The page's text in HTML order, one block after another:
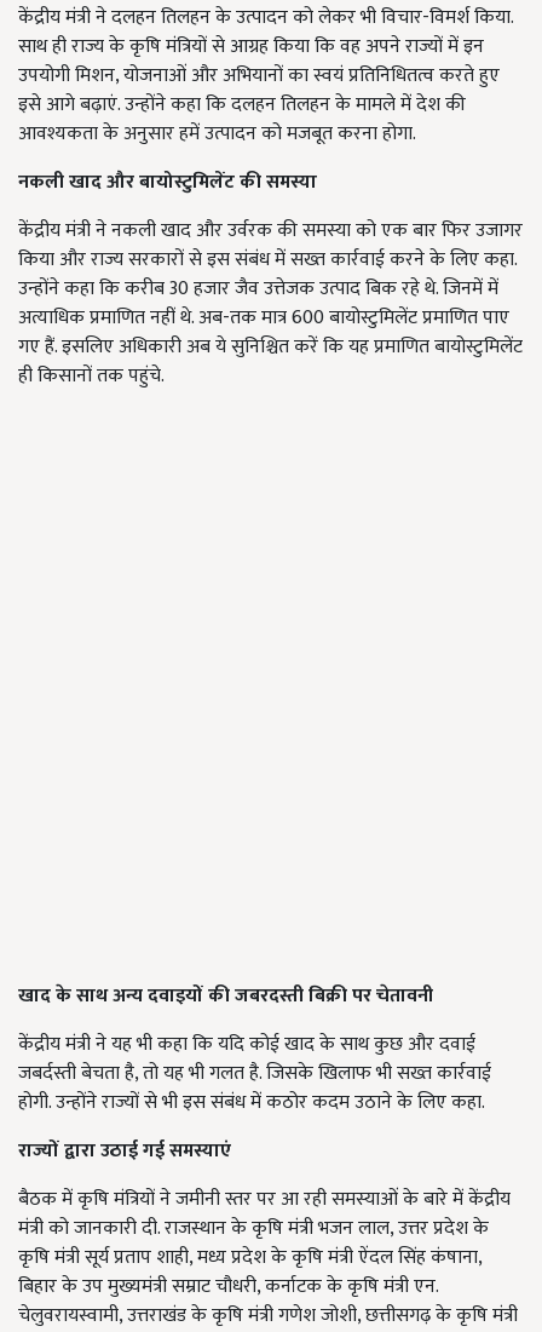
केंद्रीय मंत्री ने दलहन तिलहन के उत्पादन को लेकर भी विचार-विमर्श किया.
साथ ही राज्य के कृषि मंत्रियों से आग्रह किया कि वह अपने राज्यों में इन
उपयोगी मिशन, योजनाओं और अभियानों का स्वयं प्रतिनिधितत्व करते हुए
इसे आगे बढ़ाएं. उन्होंने कहा कि दलहन तिलहन के मामले में देश की
आवश्यकता के अनुसार हमें उत्पादन को मजबूत करना होगा.
नकली खाद और बायोस्टुमिलेंट की समस्या
केंद्रीय मंत्री ने नकली खाद और उर्वरक की समस्या को एक बार फिर उजागर
किया और राज्य सरकारों से इस संबंध में सख्त कार्रवाई करने के लिए कहा.
उन्होंने कहा कि करीब 30 हजार जैव उत्तेजक उत्पाद बिक रहे थे. जिनमें में
अत्याधिक प्रमाणित नहीं थे. अब-तक मात्र 600 बायोस्टुमिलेंट प्रमाणित पाए
गए हैं. इसलिए अधिकारी अब ये सुनिश्चित करें कि यह प्रमाणित बायोस्टुमिलेंट
ही किसानों तक पहुंचे.
खाद के साथ अन्य दवाइयों की जबरदस्ती बिक्री पर चेतावनी
केंद्रीय मंत्री ने यह भी कहा कि यदि कोई खाद के साथ कुछ और दवाई
जबर्दस्ती बेचता है, तो यह भी गलत है. जिसके खिलाफ भी सख्त कार्रवाई
होगी. उन्होंने राज्यों से भी इस संबंध में कठोर कदम उठाने के लिए कहा.
राज्यों द्वारा उठाई गई समस्याएं
बैठक में कृषि मंत्रियों ने जमीनी स्तर पर आ रही समस्याओं के बारे में केंद्रीय
मंत्री को जानकारी दी. राजस्थान के कृषि मंत्री भजन लाल, उत्तर प्रदेश के
कृषि मंत्री सूर्य प्रताप शाही, मध्य प्रदेश के कृषि मंत्री ऐंदल सिंह कंषाना,
बिहार के उप मुख्यमंत्री सम्राट चौधरी, कर्नाटक के कृषि मंत्री एन.
चेलुवरायस्वामी, उत्तराखंड के कृषि मंत्री गणेश जोशी, छत्तीसगढ़ के कृषि मंत्री